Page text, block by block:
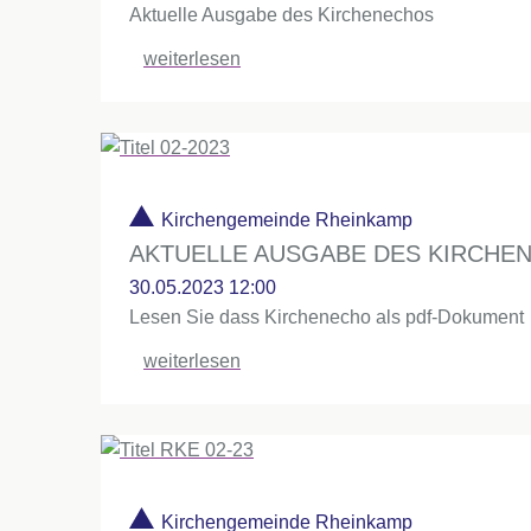
Aktuelle Ausgabe des Kirchenechos
weiterlesen
Kirchengemeinde Rheinkamp
AKTUELLE AUSGABE DES
30.05.2023 12:00
Lesen Sie dass Kirchenecho als pdf-Dokument
weiterlesen
Kirchengemeinde Rheinkamp